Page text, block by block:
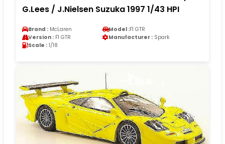
G.Lees / J.Nielsen Suzuka 1997 1/43 HPI
Brand : McLaren Model :F1 GTR
Version : F1 GTR Manufacturer : Spark
Scale : 1/18